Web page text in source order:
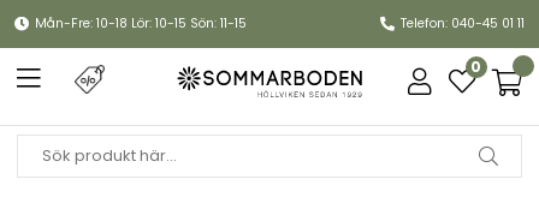
Mån-Fre: 10-18 Lör: 10-15 Sön: 11-15 Telefon: 040-45 01 11
0